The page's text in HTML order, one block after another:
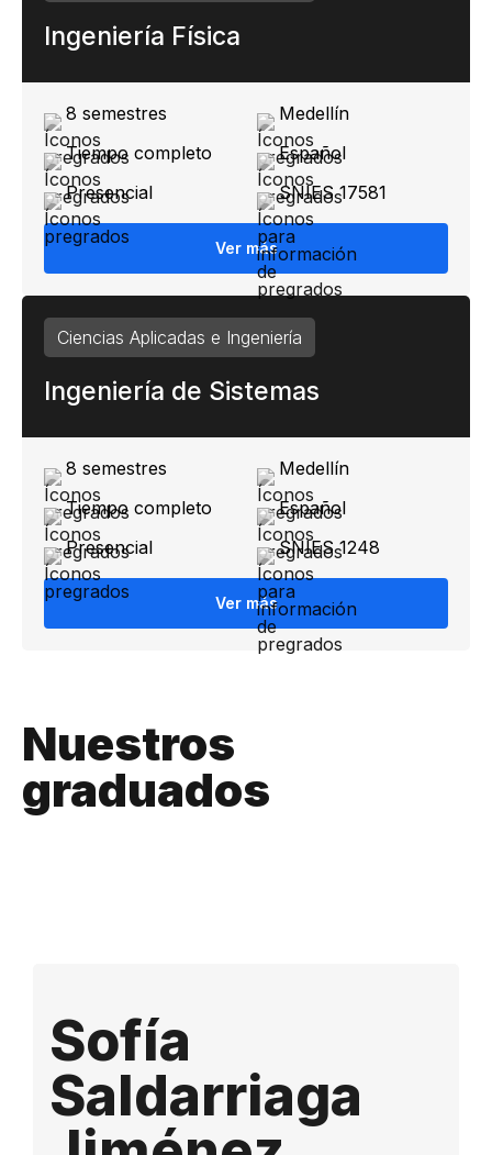
Ingeniería Física
8 semestres
Medellín
Tiempo completo
Español
Presencial
SNIES 17581
Ver más
Ciencias Aplicadas e Ingeniería
Ingeniería de Sistemas
8 semestres
Medellín
Tiempo completo
Español
Presencial
SNIES 1248
Ver más
Nuestros
graduados
Sofía
Saldarriaga